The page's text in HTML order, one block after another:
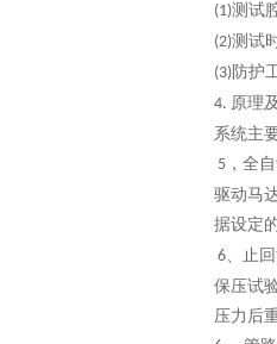
(1)测试
(2)测试
(3)防护
4. 原理
系统主
5 ，全
驱动马
据设定
6、止
保压试
压力后